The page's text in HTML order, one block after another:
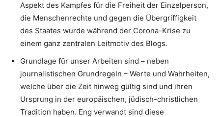
Aspekt des Kampfes für die Freiheit der Einzelperson,
die Menschenrechte und gegen die Übergriffigkeit
des Staates wurde während der Corona-Krise zu
einem ganz zentralen Leitmotiv des Blogs.
Grundlage für unser Arbeiten sind – neben
journalistischen Grundregeln – Werte und Wahrheiten,
welche über die Zeit hinweg gültig sind und ihren
Ursprung in der europäischen, jüdisch-christlichen
Tradition haben. Eng verwandt sind diese